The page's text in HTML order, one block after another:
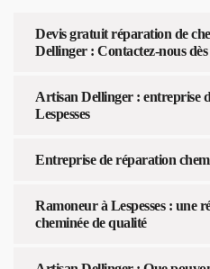
Devis gratuit réparation de
Dellinger : Contactez-nous
Artisan Dellinger : entreprise
Lespesses
Entreprise de réparation
Ramoneur à Lespesses : une
cheminée de qualité